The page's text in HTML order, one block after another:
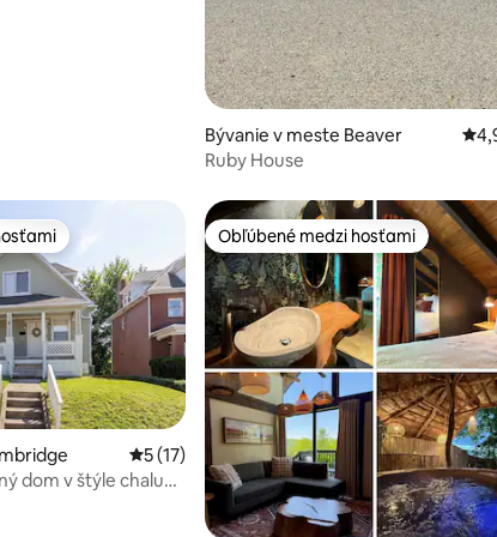
Bývanie v meste Beaver
Ruby House
Priemerné ohodnotenie 5 z 5, počet
5 (17)
dom v štýle chalupy
Obľúbené medzi hosťami
Obľúbené medzi hosťami